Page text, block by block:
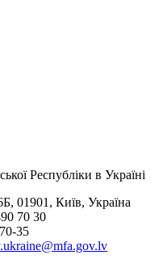
Республіки в Україні
01901, Київ, Україна
70 30
35